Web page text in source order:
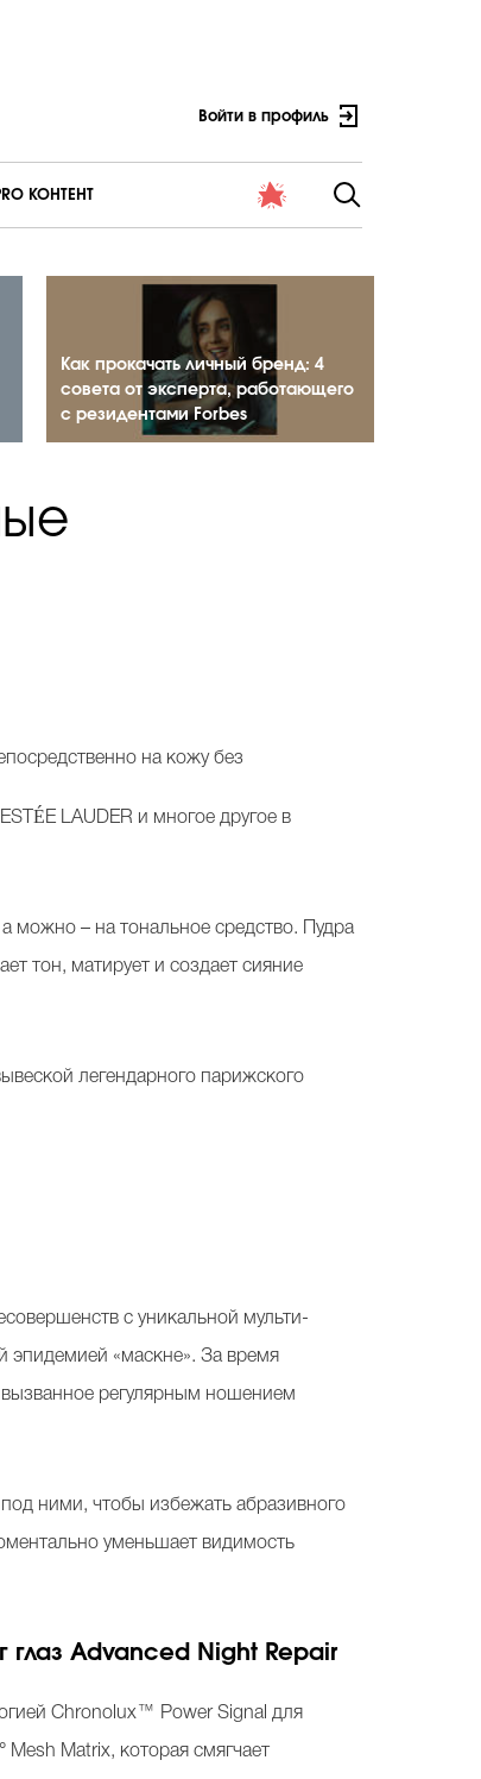
Войти в профиль
КОНТЕНТ
Как прокачать личный бренд: 4
совета от эксперта, работающего
с резидентами Forbes
LAUDER и многое другое в
на кожу без
можно – на тональное средство. Пудра
тон, матирует и создает сияние
легендарного парижского
с уникальной мульти-
«маскне». За время
регулярным ношением
ними, чтобы избежать абразивного
уменьшает видимость
глаз Advanced Night Repair
Chronolux™ Power Signal для
Matrix, которая смягчает